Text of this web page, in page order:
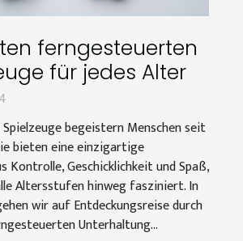
ferngesteuerten
für jedes Alter
begeistern Menschen seit
bieten eine einzigartige
Kontrolle, Geschicklichkeit und Spaß,
Altersstufen hinweg fasziniert. In
wir auf Entdeckungsreise durch
Unterhaltung...